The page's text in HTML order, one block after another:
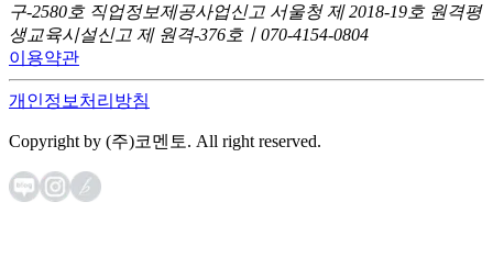
구-2580호 직업정보제공사업신고 서울청 제 2018-19호 원격평
생교육시설신고 제 원격-376호ㅣ070-4154-0804
이용약관
개인정보처리방침
Copyright by (주)코멘토. All right reserved.